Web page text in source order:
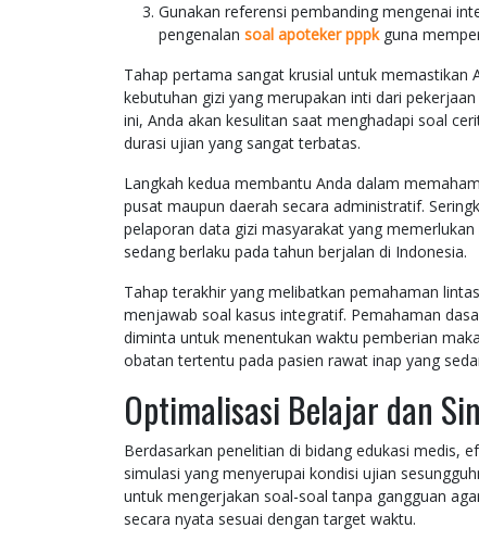
Gunakan referensi pembanding mengenai
pengenalan soal apoteker pppkguna
Tahap pertama sangat krusial untuk memastikan
kebutuhan gizi yang merupakan inti dari
ini, Anda akan kesulitan saat menghadapi soal
durasi ujian yang sangat terbatas.
Langkah kedua membantu Anda dalam
pusat maupun daerah secara administratif.
pelaporan data gizi masyarakat yang
sedang berlaku pada tahun berjalan di Indonesia.
Tahap terakhir yang melibatkan pemahaman
menjawab soal kasus integratif. Pemahaman
diminta untuk menentukan waktu pemberian
obatan tertentu pada pasien rawat inap yang
Optimalisasi Belajar dan
Berdasarkan penelitian di bidang edukasi medis,
simulasi yang menyerupai kondisi ujian
untuk mengerjakan soal-soal tanpa gangguan
secara nyata sesuai dengan target waktu.